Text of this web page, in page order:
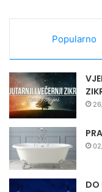
Popularno
DO